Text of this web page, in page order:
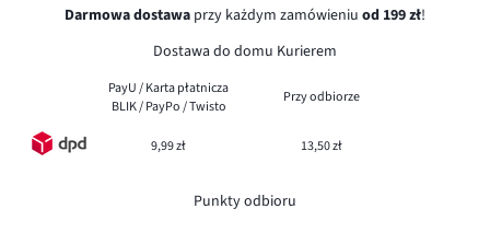
Darmowa dostawa przy każdym zamówieniu od 199 zł!
Dostawa do domu Kurierem
PayU / Karta płatnicza
BLIK / PayPo / Twisto
Przy odbiorze
9,99 zł 13,50 zł
Punkty odbioru